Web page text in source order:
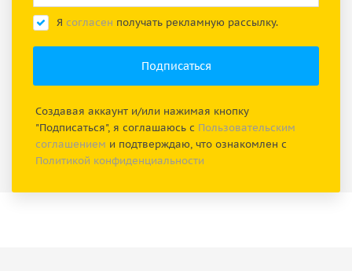
Я согласен получать рекламную рассылку.
Создавая аккаунт и/или нажимая кнопку
"Подписаться", я соглашаюсь с Пользовательским
соглашением и подтверждаю, что ознакомлен с
Политикой конфиденциальности